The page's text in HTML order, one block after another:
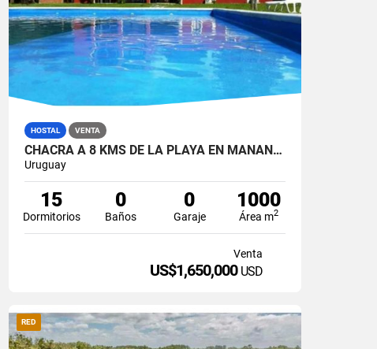
HOSTAL VENTA
CHACRA A 8 KMS DE LA PLAYA EN MANANTIALES
Uruguay
15
Dormitorios
0
Baños
0
Garaje
1000
Área m2
Venta
US$1,650,000 USD
RED